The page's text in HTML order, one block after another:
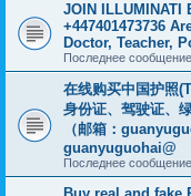
JOIN ILLUMINATI
+447401473736
Doctor, Teacher,
Последнее сообщение
在线购买中国护照
身份证、驾驶证、
（邮箱：
guanyuguohai@
Последнее сообщение